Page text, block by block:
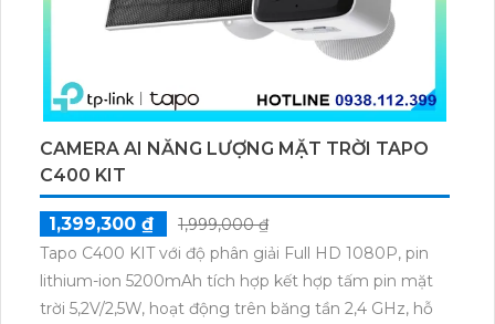
CAMERA AI NĂNG LƯỢNG MẶT TRỜI TAPO
C400 KIT
1,399,300 ₫
1,999,000 ₫
Tapo C400 KIT với độ phân giải Full HD 1080P, pin
lithium-ion 5200mAh tích hợp kết hợp tấm pin mặt
trời 5,2V/2,5W, hoạt động trên băng tần 2,4 GHz, hỗ